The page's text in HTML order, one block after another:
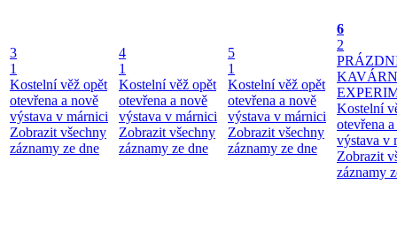
3
1
Kostelní věž opět
otevřena a nově
výstava v márnici
Zobrazit všechny
záznamy ze dne
4
1
Kostelní věž opět
otevřena a nově
výstava v márnici
Zobrazit všechny
záznamy ze dne
5
1
Kostelní věž opět
otevřena a nově
výstava v márnici
Zobrazit všechny
záznamy ze dne
6
2
Kostelní
otevřena
výstava v
Zobrazit
záznamy